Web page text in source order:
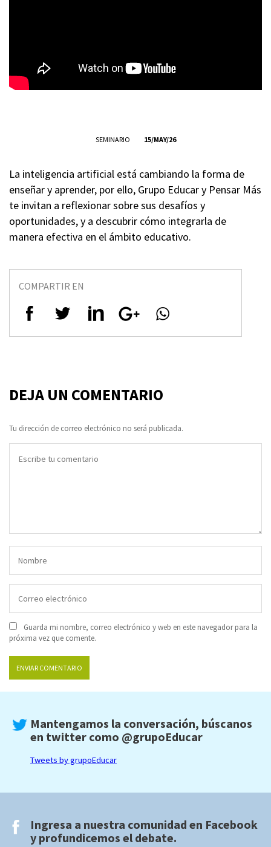
SEMINARIO 15/MAY/26
La inteligencia artificial está cambiando la forma de
enseñar y aprender, por ello, Grupo Educar y Pensar Más
te invitan a reflexionar sobre sus desafíos y
oportunidades, y a descubrir cómo integrarla de
manera efectiva en el ámbito educativo.
COMPARTIR EN
DEJA UN COMENTARIO
Tu dirección de correo electrónico no será publicada.
Guarda mi nombre, correo electrónico y web en este navegador para la
próxima vez que comente.
Mantengamos la conversación, búscanos
en twitter como @grupoEducar
Tweets by grupoEducar
Ingresa a nuestra comunidad en Facebook
y profundicemos el debate.